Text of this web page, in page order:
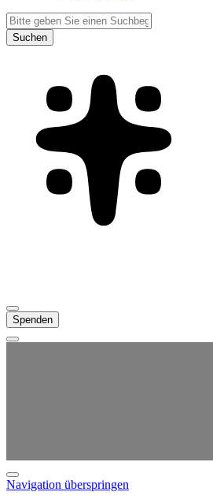
Suchen
Spenden
Navigation überspringen